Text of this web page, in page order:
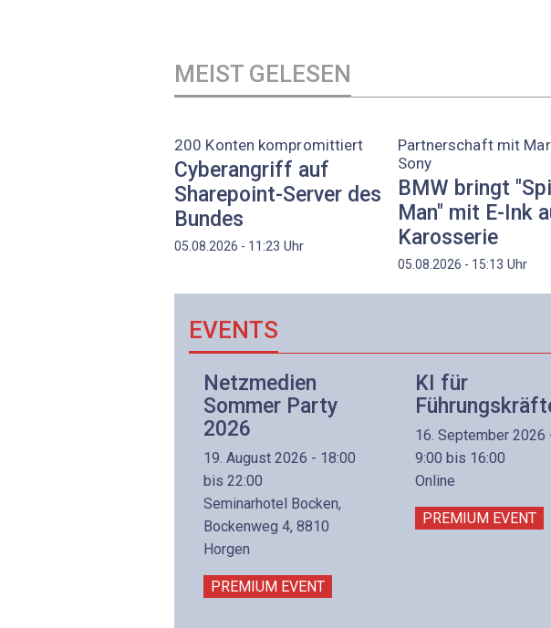
MEIST GELESEN
200 Konten kompromittiert
Cyberangriff auf
Sharepoint-Server des
Bundes
05.08.2026 - 11:23 Uhr
Partnerschaft mit
Sony
BMW bringt
Man" mit E-Ink
Karosserie
05.08.2026 - 15:13 Uhr
EVENTS
Netzmedien
Sommer Party
2026
19. August 2026 - 18:00
bis 22:00
Seminarhotel Bocken,
Bockenweg 4, 8810
Horgen
PREMIUM EVENT
KI für
16. September 2026
9:00 bis 16:00
Online
PREMIUM EVENT